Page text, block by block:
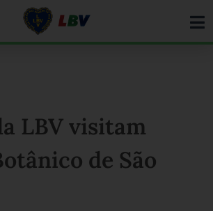
LBV visitam
de São